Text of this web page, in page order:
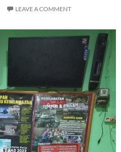
LEAVE A COMMENT